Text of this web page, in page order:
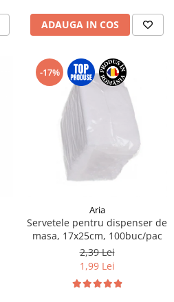
ADAUGA IN COS
-17%
Aria
Servetele pentru dispenser de
masa, 17x25cm, 100buc/pac
2,39 Lei
1,99 Lei